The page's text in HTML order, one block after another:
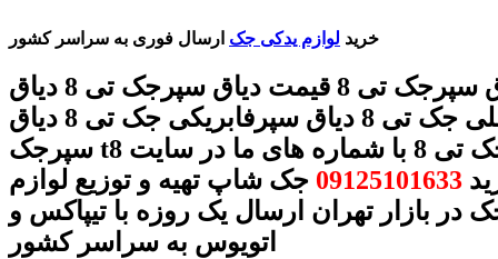
خرید لوازم یدکی جک ارسال فوری به سراسر کشور
دیاق سپرجک تی 8 قیمت دیاق سپرجک تی 8 دیاق
سپراصلی جک تی 8 دیاق سپرفابریکی جک تی 8 دیاق
سپرجک t8 دیاق سپرجک تی 8 با شماره های ما در سایت
09125101633 جک شاپ تهیه و توزیع لوازم
در بازار تهران ارسال یک روزه با تیپاکس و
اتویوس به سراسر کشور